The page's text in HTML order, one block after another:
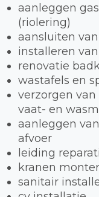
aanleggen
(riolering)
aansluiten
installeren
renovatie
wastafels en
verzorgen
vaat- en
aanleggen
afvoer
leiding
kranen
sanitair